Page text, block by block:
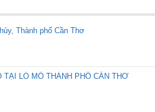
Thành phố Cần Thơ
LÒ MỔ THÀNH PHỐ CẦN THƠ